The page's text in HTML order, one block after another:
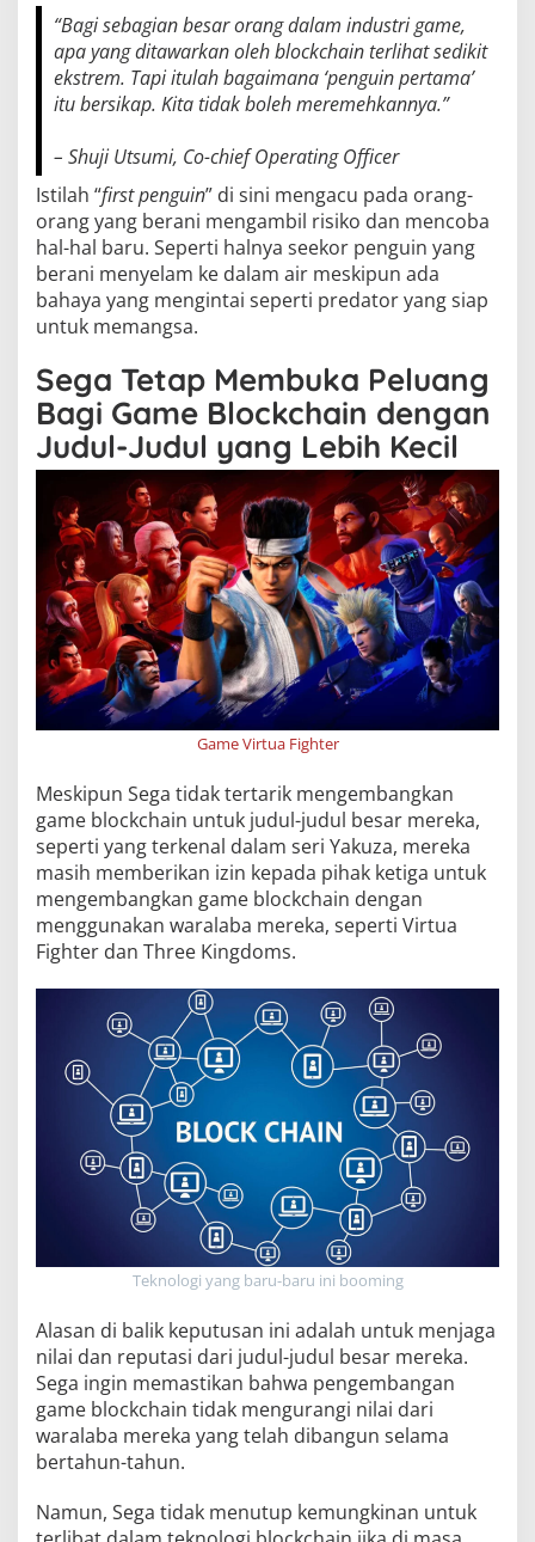
“Bagi sebagian besar orang dalam industri game,
apa yang ditawarkan oleh blockchain terlihat sedikit
ekstrem. Tapi itulah bagaimana ‘penguin pertama’
itu bersikap. Kita tidak boleh meremehkannya.”
– Shuji Utsumi, Co-chief Operating Officer
Istilah “first penguin” di sini mengacu pada orang-
orang yang berani mengambil risiko dan mencoba
hal-hal baru. Seperti halnya seekor penguin yang
berani menyelam ke dalam air meskipun ada
bahaya yang mengintai seperti predator yang siap
untuk memangsa.
Sega Tetap Membuka Peluang
Bagi Game Blockchain dengan
Judul-Judul yang Lebih Kecil
Game Virtua Fighter
Meskipun Sega tidak tertarik mengembangkan
game blockchain untuk judul-judul besar mereka,
seperti yang terkenal dalam seri Yakuza, mereka
masih memberikan izin kepada pihak ketiga untuk
mengembangkan game blockchain dengan
menggunakan waralaba mereka, seperti Virtua
Fighter dan Three Kingdoms.
Teknologi yang baru-baru ini booming
Alasan di balik keputusan ini adalah untuk menjaga
nilai dan reputasi dari judul-judul besar mereka.
Sega ingin memastikan bahwa pengembangan
game blockchain tidak mengurangi nilai dari
waralaba mereka yang telah dibangun selama
bertahun-tahun.
Namun, Sega tidak menutup kemungkinan untuk